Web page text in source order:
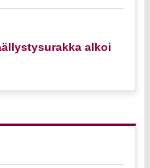
alkoi